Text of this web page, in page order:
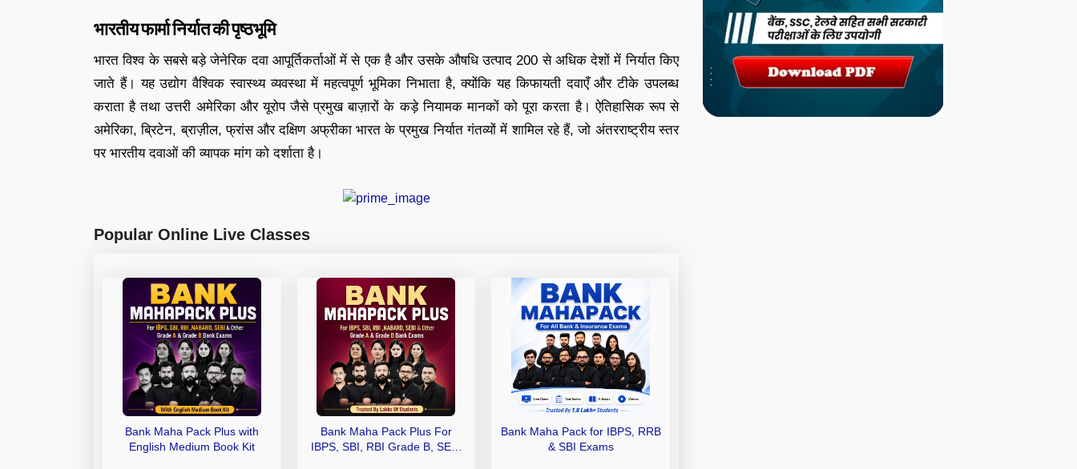
भारतीय फार्मा निर्यात की पृष्ठभूमि
भारत विश्व के सबसे बड़े जेनेरिक दवा आपूर्तिकर्ताओं में से एक है और उसके औषधि उत्पाद 200 से अधिक देशों में निर्यात किए
जाते हैं। यह उद्योग वैश्विक स्वास्थ्य व्यवस्था में महत्वपूर्ण भूमिका निभाता है, क्योंकि यह किफायती दवाएँ और टीके उपलब्ध
कराता है तथा उत्तरी अमेरिका और यूरोप जैसे प्रमुख बाज़ारों के कड़े नियामक मानकों को पूरा करता है। ऐतिहासिक रूप से
अमेरिका, ब्रिटेन, ब्राज़ील, फ्रांस और दक्षिण अफ्रीका भारत के प्रमुख निर्यात गंतव्यों में शामिल रहे हैं, जो अंतरराष्ट्रीय स्तर
पर भारतीय दवाओं की व्यापक मांग को दर्शाता है।
Popular Online Live Classes
Bank Maha Pack Plus with
English Medium Book Kit
Bank Maha Pack Plus For
IBPS, SBI, RBI Grade B, SEBI
Bank Maha Pack for IBPS, RRB
& SBI Exams